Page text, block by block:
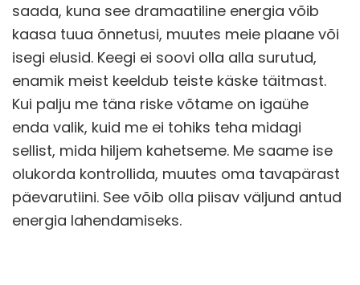
saada, kuna see dramaatiline energia võib
kaasa tuua õnnetusi, muutes meie plaane või
isegi elusid. Keegi ei soovi olla alla surutud,
enamik meist keeldub teiste käske täitmast.
Kui palju me täna riske võtame on igaühe
enda valik, kuid me ei tohiks teha midagi
sellist, mida hiljem kahetseme. Me saame ise
olukorda kontrollida, muutes oma tavapärast
päevarutiini. See võib olla piisav väljund antud
energia lahendamiseks.